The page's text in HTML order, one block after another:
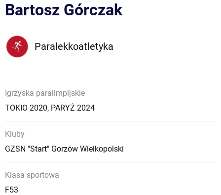
Bartosz Górczak
Paralekkoatletyka
Igrzyska paralimpijskie
TOKIO 2020, PARYŻ 2024
Kluby
GZSN "Start" Gorzów Wielkopolski
Klasa sportowa
F53